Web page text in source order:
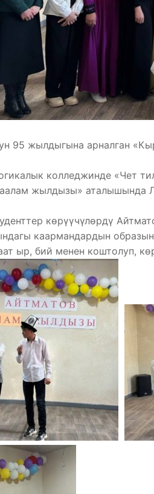
95 жылдыгына арналган
колледжинде «Чет
жылдызы» аталышында
көрүүчүлөрдү
каармандардын
ыр, бий менен коштолуп,